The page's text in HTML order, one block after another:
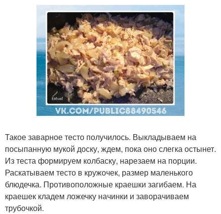
Такое заварное тесто получилось. Выкладываем на
посыпанную мукой доску, ждем, пока оно слегка остынет.
Из теста формируем колбаску, нарезаем на порции.
Раскатываем тесто в кружочек, размер маленького
блюдечка. Противоположные краешки загибаем. На
краешек кладем ложечку начинки и заворачиваем
трубочкой.